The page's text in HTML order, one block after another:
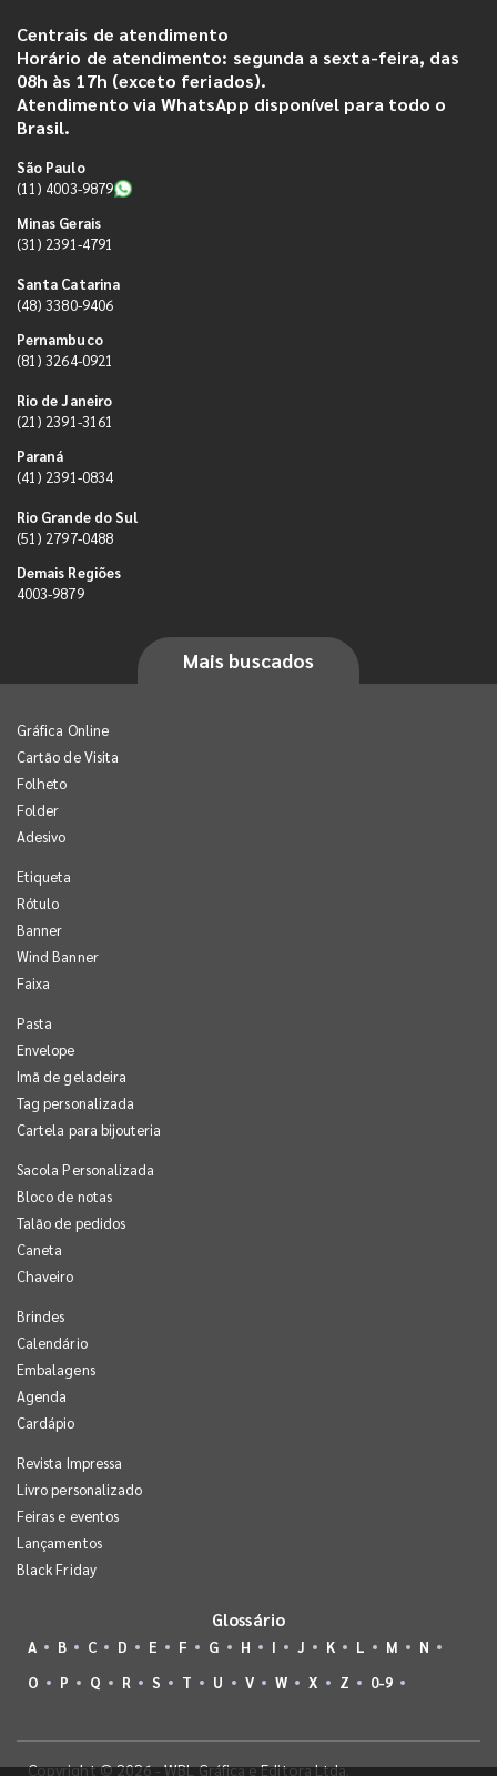
Centrais de atendimento
Horário de atendimento: segunda a sexta-feira, das
08h às 17h (exceto feriados).
Atendimento via WhatsApp disponível para todo o
Brasil.
São Paulo
(11) 4003-9879
Minas Gerais
(31) 2391-4791
Santa Catarina
(48) 3380-9406
Pernambuco
(81) 3264-0921
Rio de Janeiro
(21) 2391-3161
Paraná
(41) 2391-0834
Rio Grande do Sul
(51) 2797-0488
Demais Regiões
4003-9879
Mais buscados
Gráfica Online
Cartão de Visita
Folheto
Folder
Adesivo
Etiqueta
Rótulo
Banner
Wind Banner
Faixa
Pasta
Envelope
Imã de geladeira
Tag personalizada
Cartela para bijouteria
Sacola Personalizada
Bloco de notas
Talão de pedidos
Caneta
Chaveiro
Brindes
Calendário
Embalagens
Agenda
Cardápio
Revista Impressa
Livro personalizado
Feiras e eventos
Lançamentos
Black Friday
Glossário
A B C D E F G H I J K L M
N
O
P Q R S T U V W X Z 0-9
Copyright © 2026 - WBL Gráfica e Editora Ltda.